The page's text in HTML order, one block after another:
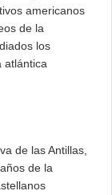
americanos
de la
los
atlántica
de las Antillas,
de la